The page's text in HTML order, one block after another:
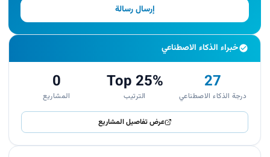
إرسال رسالة
خبراء الذكاء الاصطناعي
27
درجة الذكاء الاصطناعي
Top 25%
الترتيب
0
المشاريع
عرض تفاصيل المشاريع